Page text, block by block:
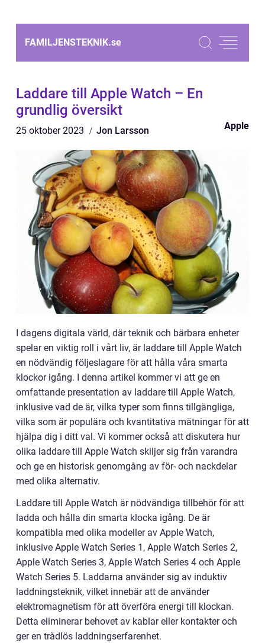
FAMILJENSTEKNIK.se
Laddare till Apple Watch – En
grundlig översikt
25 oktober 2023 Jon Larsson Apple
I dagens digitala värld, där teknik och bärbara enheter
spelar en viktig roll i vårt liv, är laddare till Apple Watch
en nödvändig följeslagare för att hålla våra smarta
klockor igång. I denna artikel kommer vi att ge en
omfattande presentation av laddare till Apple Watch,
inklusive vad de är, vilka typer som finns tillgängliga,
vilka som är populära och kvantitativa mätningar för att
hjälpa dig i ditt val. Vi kommer också att diskutera hur
olika laddare till Apple Watch skiljer sig från varandra
och ge en historisk genomgång av för- och nackdelar
med olika alternativ.
Laddare till Apple Watch är nödvändiga tillbehör för att
ladda och hålla din smarta klocka igång. De är
kompatibla med olika modeller av Apple Watch,
inklusive Apple Watch Series 1, Apple Watch Series 2,
Apple Watch Series 3, Apple Watch Series 4 och Apple
Watch Series 5. Laddarna använder sig av induktiv
laddningsteknik, vilket innebär att de använder
elektromagnetism för att överföra energi till klockan.
Detta eliminerar behovet av kablar eller kontakter och
ger en trådlös laddningserfarenhet.